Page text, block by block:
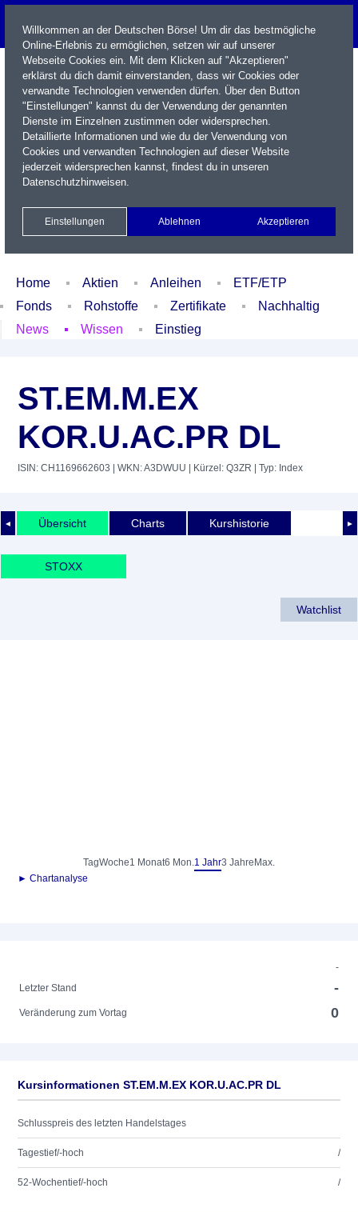
Name / WKN / ISIN / Kürzel
Xetra Realtime
Watchlist Portfolio Login
Home Aktien Anleihen
ETF/ETP
Fonds
Rohstoffe Zertifikate
Nachhaltig
News
Wissen Einstieg
ST.EM.M.EX
KOR.U.AC.PR DL
ISIN: CH1169662603 | WKN: A3DWUU | Kürzel: Q3ZR | Typ: Index
◄ ►
Übersicht Charts Kurshistorie
STOXX
Watchlist
TagWoche1 Monat6 Mon.1 Jahr3 Jahre Max.
► Chartanalyse
-
Letzter Stand
-
Veränderung zum Vortag 0
Kursinformationen ST.EM.M.EX KOR.U.AC.PR DL
Schlusspreis des letzten Handelstages
Tagestief/-hoch /
52-Wochentief/-hoch /
Willkommen an der Deutschen Börse! Um dir das bestmögliche
Online-Erlebnis zu ermöglichen, setzen wir auf unserer
Webseite Cookies ein. Mit dem Klicken auf "Akzeptieren"
erklärst du dich damit einverstanden, dass wir Cookies oder
verwandte Technologien verwenden dürfen. Über den Button
"Einstellungen" kannst du der Verwendung der genannten
Dienste im Einzelnen zustimmen oder widersprechen.
Detaillierte Informationen und wie du der Verwendung von
Cookies und verwandten Technologien auf dieser Website
jederzeit widersprechen kannst, findest du in unseren
Datenschutzhinweisen.
Einstellungen Ablehnen Akzeptieren